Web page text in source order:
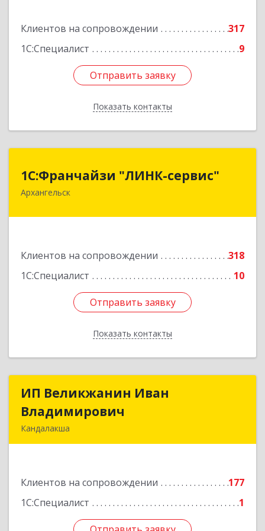
Клиентов на сопровождении
317
1С:Специалист
9
Отправить заявку
Показать контакты
Отправить заявку
Назад
1С:Франчайзи "ЛИНК-сервис"
Архангельск
Клиентов на сопровождении
318
1С:Специалист
10
Отправить заявку
Показать контакты
1С:Франчайзи "ЛИНК-сервис"
163000, Архангельская обл, Архангельск г,
Отправить заявку
Назад
ИП Великжанин Иван
Владимирович
Кандалакша
Клиентов на сопровождении
177
1С:Специалист
1
ИП Великжанин Иван
Подробнее